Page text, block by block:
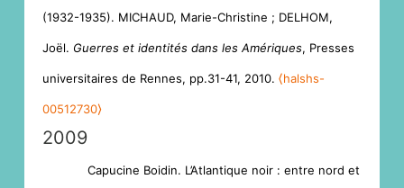
(1932-1935). MICHAUD, Marie-Christine ; DELHOM,
Joël. Guerres et identités dans les Amériques, Presses
universitaires de Rennes, pp.31-41, 2010. ⟨halshs-
00512730⟩
2009
Capucine Boidin. L’Atlantique noir : entre nord et